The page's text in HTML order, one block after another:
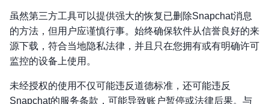
虽然第三方工具可以提供强大的恢复已删除Snapchat消息
的方法，但用户应谨慎行事。始终确保软件从信誉良好的来
源下载，符合当地隐私法律，并且只在您拥有或有明确许可
监控的设备上使用。
未经授权的使用不仅可能违反道德标准，还可能违反
Snapchat的服务条款，可能导致账户暂停或法律后果。与